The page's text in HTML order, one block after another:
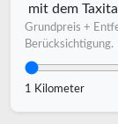
mit dem
Grundpreis +
Berücksichtigung.
1 Kilometer